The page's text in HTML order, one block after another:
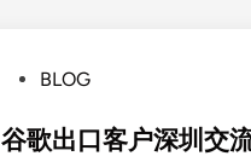
s
BLOG
谷歌出口客户深圳交